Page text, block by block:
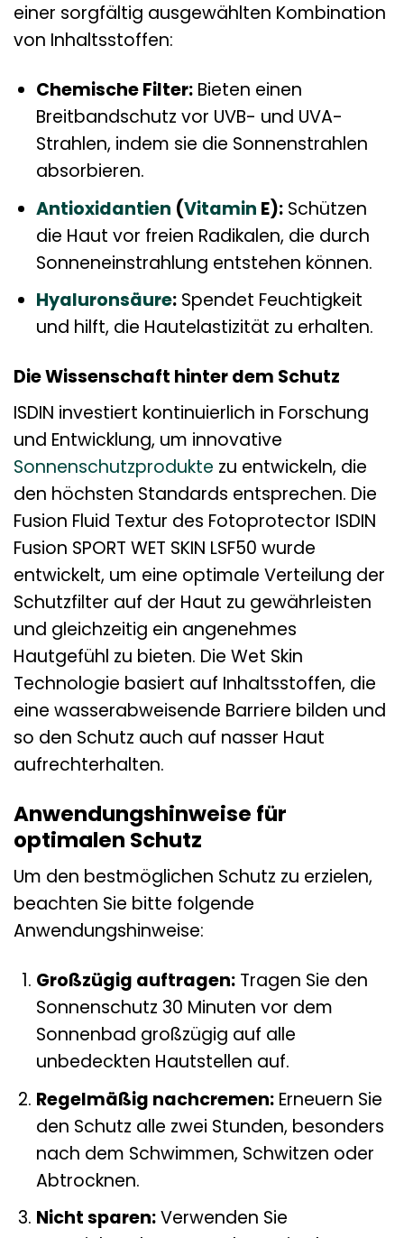
einer sorgfältig ausgewählten Kombination
von Inhaltsstoffen:
Chemische Filter:Bieten einen
Breitbandschutz vor UVB- und UVA-
Strahlen, indem sie die Sonnenstrahlen
absorbieren.
Antioxidantien (Vitamin E):Schützen
die Haut vor freien Radikalen, die durch
Sonneneinstrahlung entstehen können.
Hyaluronsäure:Spendet Feuchtigkeit
und hilft, die Hautelastizität zu erhalten.
Die Wissenschaft hinter dem Schutz
ISDIN investiert kontinuierlich in Forschung
und Entwicklung, um innovative
Sonnenschutzprodukte zu entwickeln, die
den höchsten Standards entsprechen. Die
Fusion Fluid Textur des Fotoprotector ISDIN
Fusion SPORT WET SKIN LSF50 wurde
entwickelt, um eine optimale Verteilung der
Schutzfilter auf der Haut zu gewährleisten
und gleichzeitig ein angenehmes
Hautgefühl zu bieten. Die Wet Skin
Technologie basiert auf Inhaltsstoffen, die
eine wasserabweisende Barriere bilden und
so den Schutz auch auf nasser Haut
aufrechterhalten.
Anwendungshinweise für
optimalen Schutz
Um den bestmöglichen Schutz zu erzielen,
beachten Sie bitte folgende
Anwendungshinweise:
Großzügig auftragen:Tragen Sie den
Sonnenschutz 30 Minuten vor dem
Sonnenbad großzügig auf alle
unbedeckten Hautstellen auf.
Regelmäßig nachcremen:Erneuern Sie
den Schutz alle zwei Stunden, besonders
nach dem Schwimmen, Schwitzen oder
Abtrocknen.
Nicht sparen:Verwenden Sie